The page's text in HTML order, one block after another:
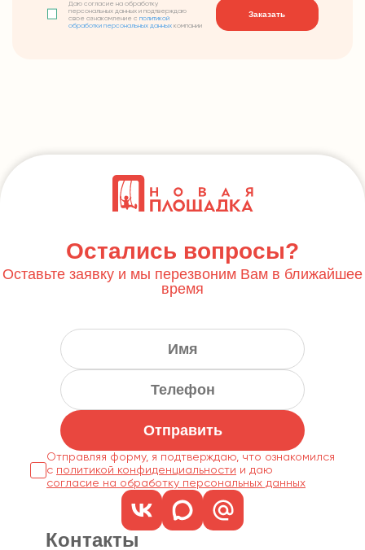
Даю согласие на обработку
персональных данных и подтверждаю
свое ознакомление с политикой
обработки персональных данныхкомпании
Заказать
Остались вопросы?
Оставьте заявку и мы перезвоним Вам в ближайшее
время
Отправить
Отправляя форму, я подтверждаю, что ознакомился
с политикой конфиденциальности
согласие на обработку персональных данных
Контакты